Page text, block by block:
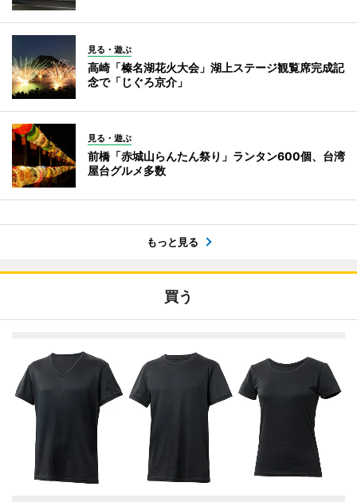
見る・遊ぶ
高崎「榛名湖花火大会」湖上ステージ観覧席完成記
念で「じぐろ京介」
見る・遊ぶ
前橋「赤城山らんたん祭り」ランタン600個、台湾
屋台グルメ多数
もっと見る
買う